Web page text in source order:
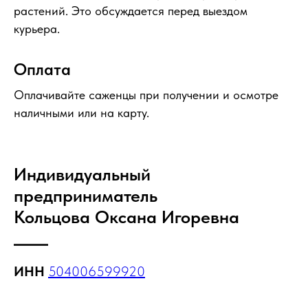
растений. Это обсуждается перед выездом
курьера.
Оплата
Оплачивайте саженцы при получении и осмотре
наличными или на карту.
Индивидуальный
предприниматель
Кольцова Оксана Игоревна
ИНН 504006599920